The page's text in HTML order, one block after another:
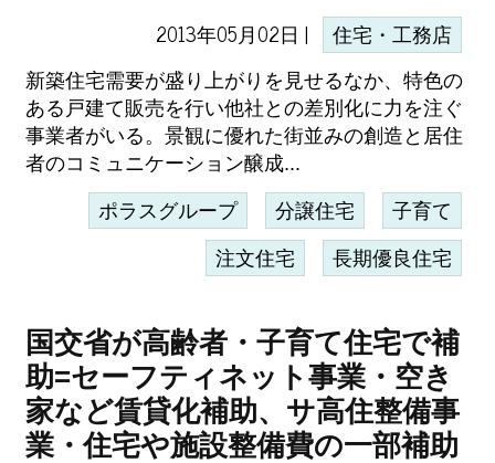
2013年05月02日 | 住宅・工務店
新築住宅需要が盛り上がりを見せるなか、特色の
ある戸建て販売を行い他社との差別化に力を注ぐ
事業者がいる。景観に優れた街並みの創造と居住
者のコミュニケーション醸成...
ポラスグループ 分譲住宅 子育て
注文住宅 長期優良住宅
国交省が高齢者・子育て住宅で補
助=セーフティネット事業・空き
家など賃貸化補助、サ高住整備事
業・住宅や施設整備費の一部補助